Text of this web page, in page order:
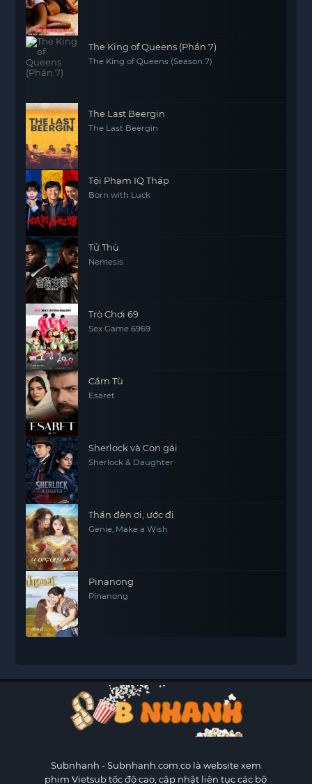
The King of Queens (Phần 7)
The King of Queens (Season 7)
The Last Beergin
The Last Beergin
Tội Phạm IQ Thấp
Born with Luck
Tử Thù
Nemesis
Trò Chơi 69
Sex Game 6969
Cầm Tù
Esaret
Sherlock và Con gái
Sherlock & Daughter
Thần đèn ơi, ước đi
Genie, Make a Wish
Pinanong
Pinanong
Subnhanh - Subnhanh.com.co là website xem
phim Vietsub tốc độ cao, cập nhật liên tục các bộ